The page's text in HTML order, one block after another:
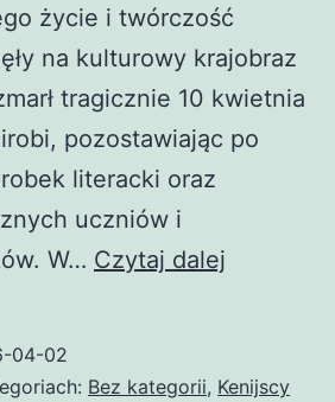
życie i twórczość
na kulturowy krajobraz
tragicznie 10 kwietnia
pozostawiając po
literacki oraz
uczniów i
W… Czytaj dalej
04-02
Bez kategorii, Kenijscy